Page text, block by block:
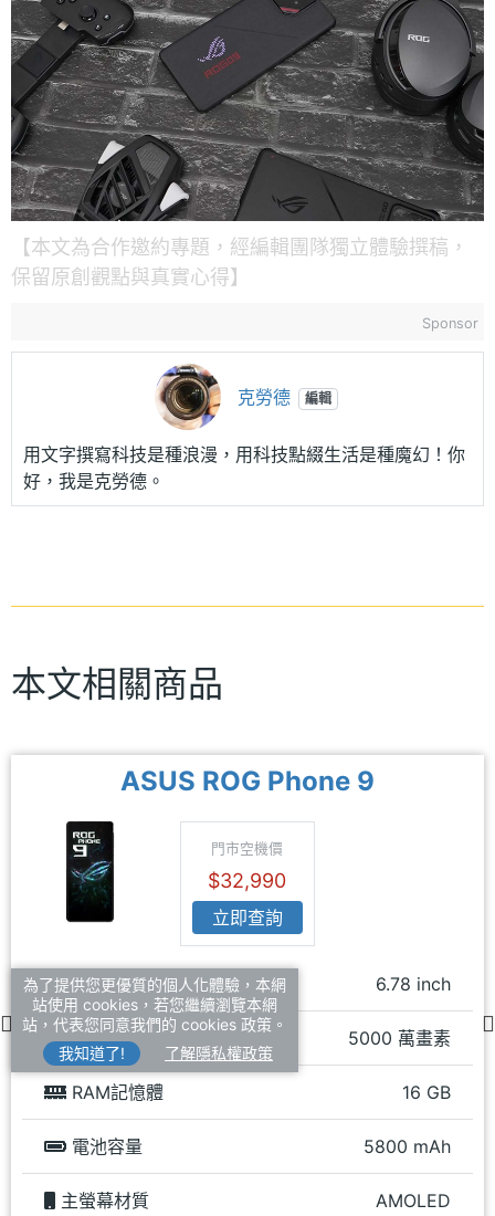
【本文為合作邀約專題，經編輯團隊獨立體驗撰稿，
保留原創觀點與真實心得】
Sponsor
克勞德 編輯
用文字撰寫科技是種浪漫，用科技點綴生活是種魔幻！你
好，我是克勞德。
本文相關商品
ASUS ROG Phone 9
門市空機價
$32,990
立即查詢
主螢幕尺寸 6.78 inch
主相機畫素 5000 萬畫素
RAM記憶體 16 GB
電池容量 5800 mAh
主螢幕材質 AMOLED
為了提供您更優質的個人化體驗，本網
站使用 cookies，若您繼續瀏覽本網
站，代表您同意我們的 cookies 政策。
我知道了!
了解隱私權政策